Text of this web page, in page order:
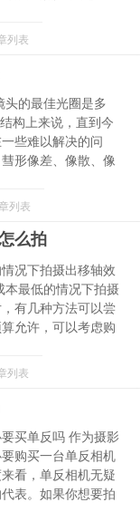
列表
的最佳光圈是多
构上来说，直到今
些难以解决的问
形像差、像散、像
列表
么拍
况下拍摄出移轴效
本最低的情况下拍摄
有几种方法可以尝
允许，可以考虑购
列表
买单反吗 作为摄影
购买一台单反相机
看，单反相机无疑
表。如果你想要拍